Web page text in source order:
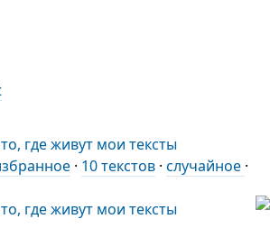
· 10 текстов · случайное ·